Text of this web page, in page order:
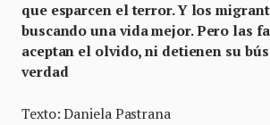
que esparcen el terror. Y los
buscando una vida mejor. Pero las
aceptan el olvido, ni detienen su
verdad
Texto: Daniela Pastrana